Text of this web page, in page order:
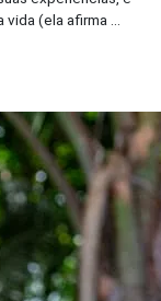
(ela afirma ...